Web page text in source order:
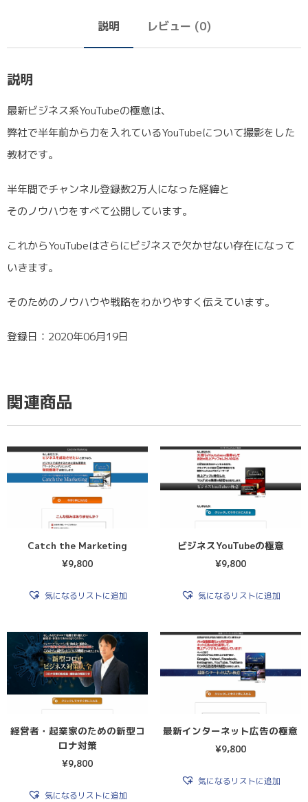
説明 レビュー (0)
説明
最新ビジネス系YouTubeの極意は、
弊社で半年前から力を入れているYouTubeについて撮影をした
教材です。
半年間でチャンネル登録数2万人になった経緯と
そのノウハウをすべて公開しています。
これからYouTubeはさらにビジネスで欠かせない存在になって
いきます。
そのためのノウハウや戦略をわかりやすく伝えています。
登録日：2020年06月19日
関連商品
Catch the Marketing
¥9,800
気になるリストに追加
ビジネスYouTubeの極意
¥9,800
気になるリストに追加
経営者・起業家のための新型コ
ロナ対策
¥9,800
気になるリストに追加
最新インターネット広告の極意
¥9,800
気になるリストに追加